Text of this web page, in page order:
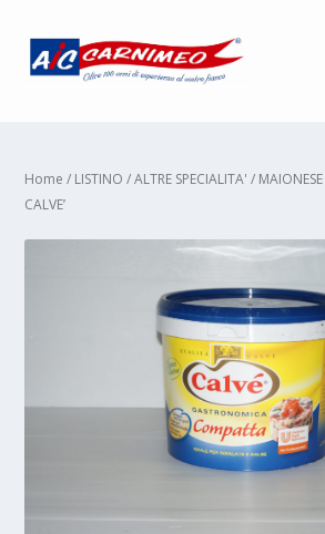
Home / LISTINO /ALTRE SPECIALITA' / MAIONESE
CALVE’